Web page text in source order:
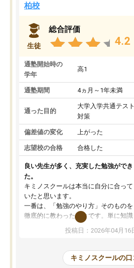
柏校
生徒
総合評価
4.2
通塾開始時の
学年
高1
通塾期間 4ヵ月～1年未満
通った目的
大学入学共通テスト
対策
偏差値の変化 上がった
志望校の合格 合格した
良い先生が多く、充実した勉強ができ
た。
キミノスクールは本当に自分に合って
いたと思います。
一番は、「勉強のやり方」そのものを
徹底的に教わったことです。単に知識
を詰め込むのではなく、自学自習の習
慣が身につくよう並走してくれるの
はなくなりました。
投稿日：2026年04月16
キミノスクールの